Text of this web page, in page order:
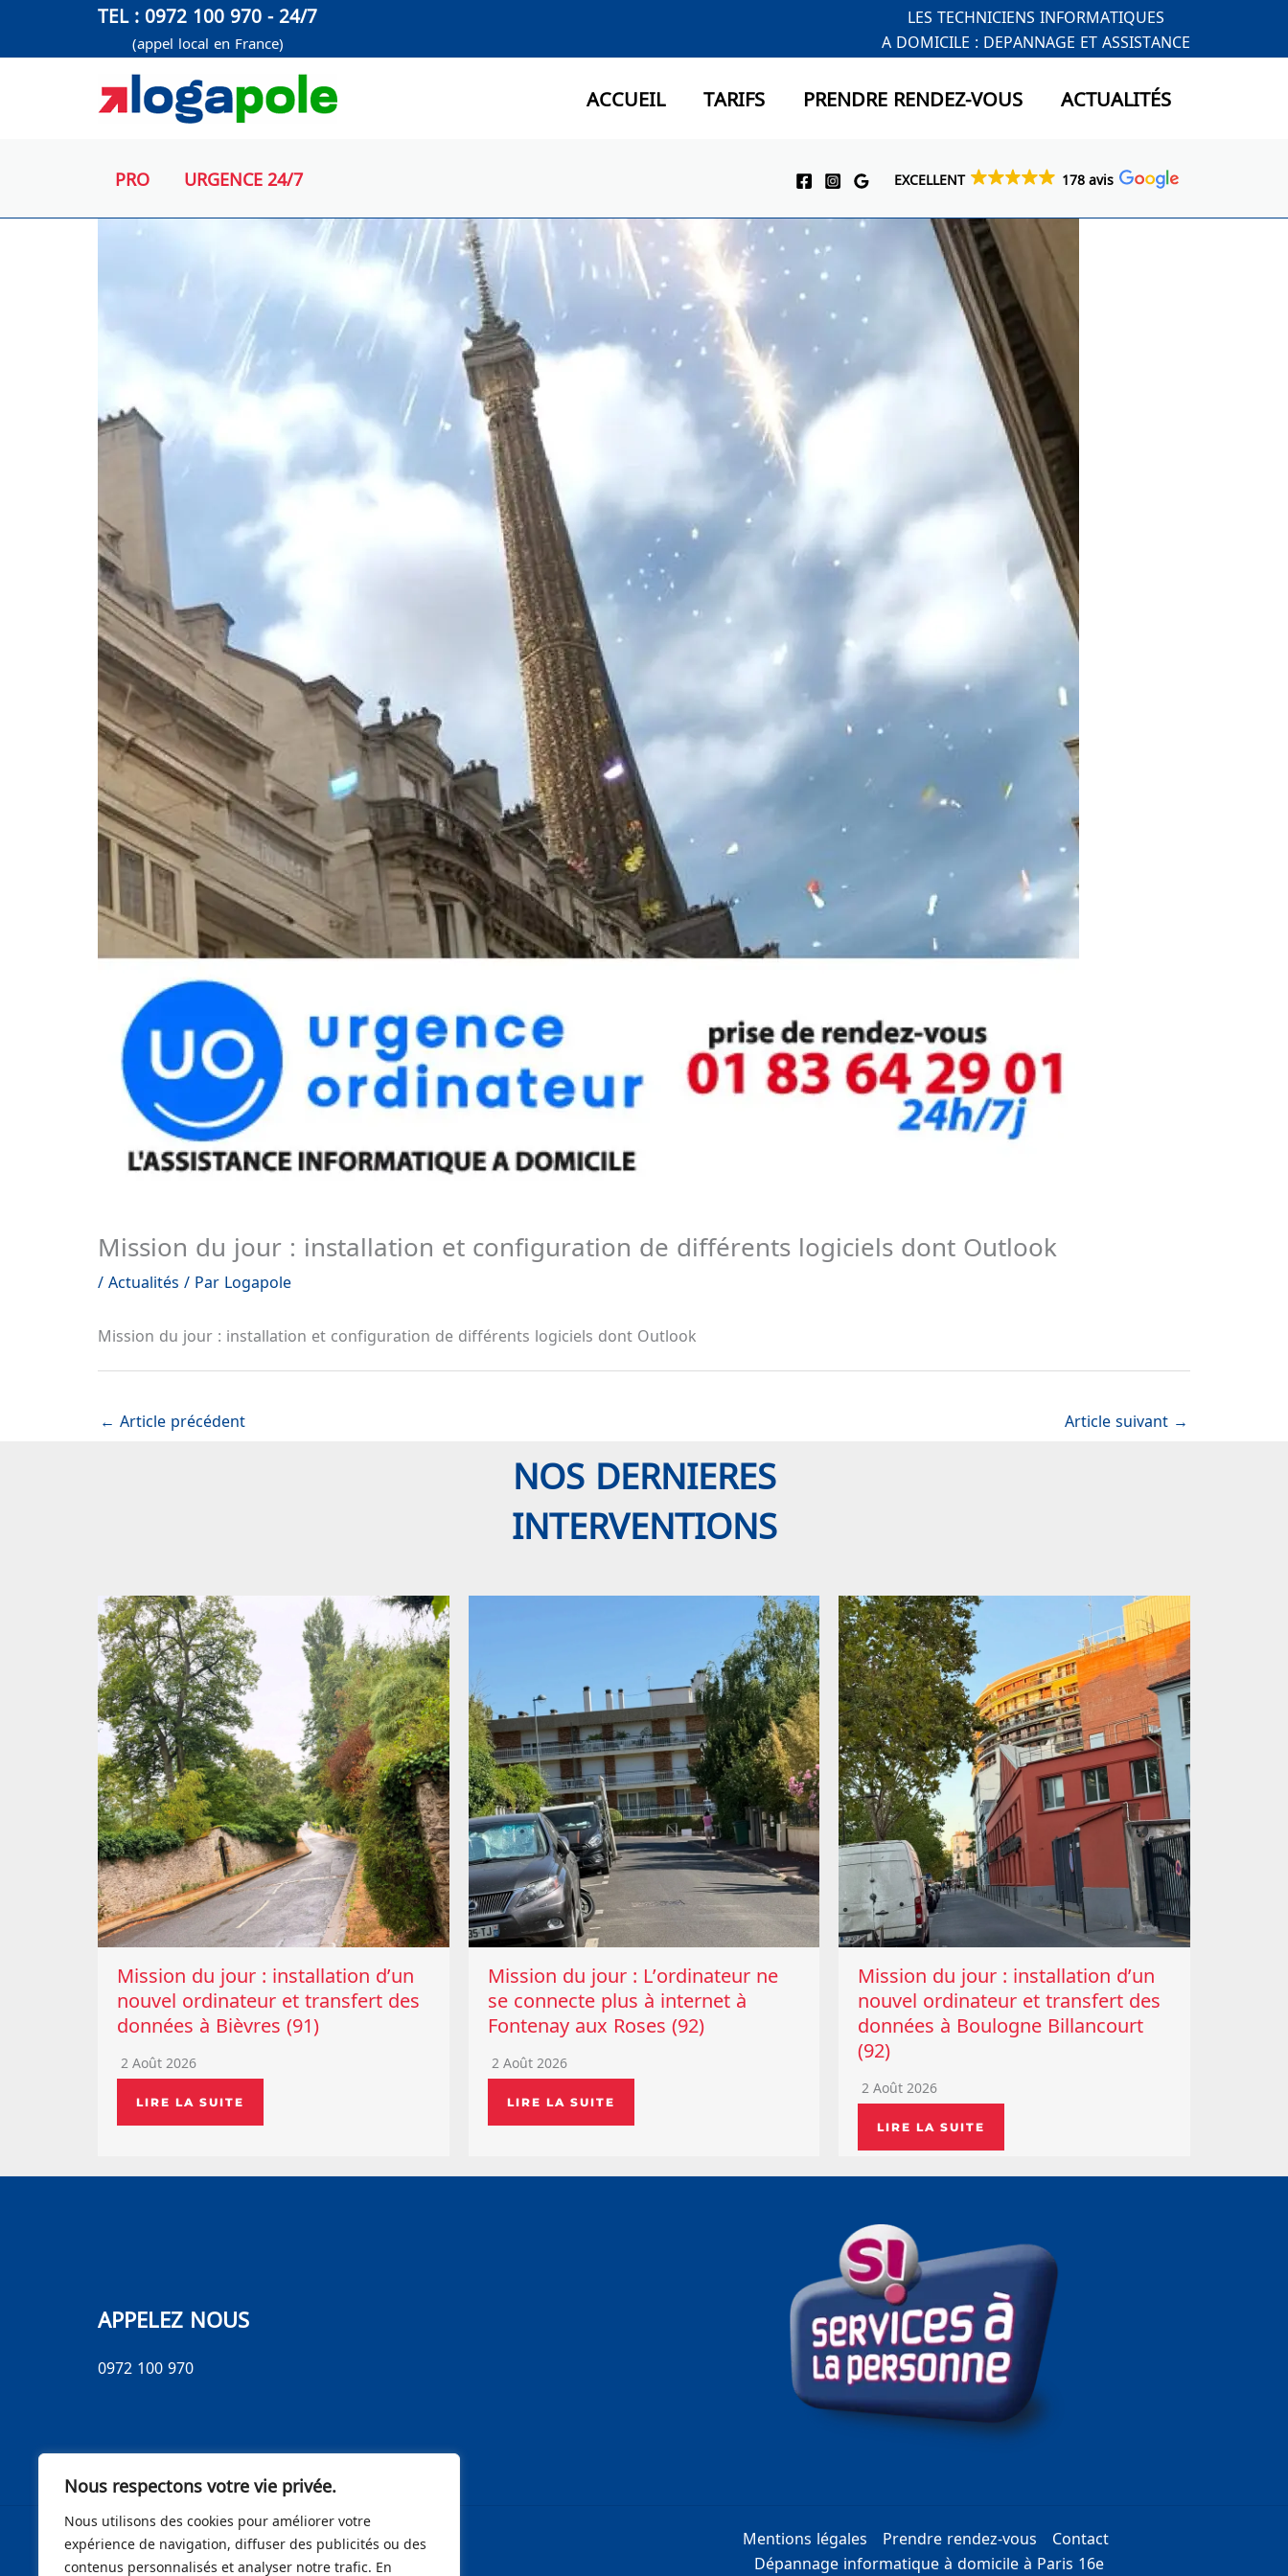
Nous respectons votre vie privée.
Nous utilisons des cookies pour améliorer votre
expérience de navigation, diffuser des publicités ou des
contenus personnalisés et analyser notre trafic. En
contenu
TEL : 0972 100 970 - 24/7
(appel local en France)
LES TECHNICIENS INFORMATIQUES
A DOMICILE : DEPANNAGE ET ASSISTANCE
ACCUEIL TARIFS PRENDRE RENDEZ-VOUS ACTUALITÉS
PRO URGENCE 24/7 EXCELLENT 178 avis
Mission du jour : installation et configuration de différents logiciels dont Outlook
/ Actualités / Par Logapole
Mission du jour : installation et configuration de différents logiciels dont Outlook
← Article précédent Article suivant →
NOS DERNIERES
INTERVENTIONS
Mission du jour : installation d’un
nouvel ordinateur et transfert des
données à Bièvres (91)
2 Août 2026
LIRE LA SUITE
Mission du jour : L’ordinateur ne
se connecte plus à internet à
Fontenay aux Roses (92)
2 Août 2026
LIRE LA SUITE
Mission du jour : installation d’un
nouvel ordinateur et transfert des
données à Boulogne Billancourt
(92)
2 Août 2026
LIRE LA SUITE
APPELEZ NOUS
0972 100 970
Mentions légales Prendre rendez-vous
Contact
Dépannage informatique à domicile à Paris 16e